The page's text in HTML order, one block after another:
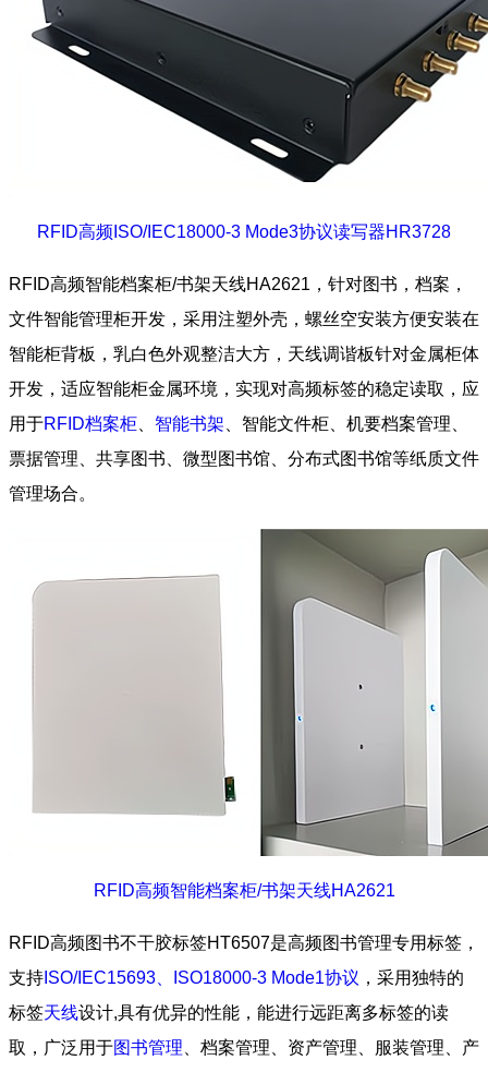
RFID高频ISO/IEC18000-3 Mode3协议读写器HR3728
RFID高频智能档案柜/书架天线HA2621，针对图书，档案，
文件智能管理柜开发，采用注塑外壳，螺丝空安装方便安装在
智能柜背板，乳白色外观整洁大方，天线调谐板针对金属柜体
开发，适应智能柜金属环境，实现对高频标签的稳定读取，应
用于RFID档案柜 智能书架 、智能文件柜、机要档案管理、
票据管理、共享图书、微型图书馆、分布式图书馆等纸质文件
管理场合。
RFID高频智能档案柜/书架天线HA2621
RFID高频图书不干胶标签HT6507是高频图书管理专用标签，
支持 ISO/IEC15693、ISO18000-3 Mode1协议 ，采用独特的
标签天线设计,具有优异的性能，能进行远距离多标签的读
取，广泛用于图书管理 、档案管理、资产管理、服装管理、产